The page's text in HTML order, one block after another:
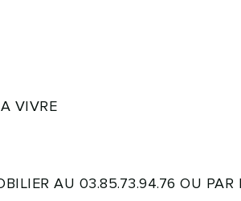
VIVRE
AU 03.85.73.94.76 OU